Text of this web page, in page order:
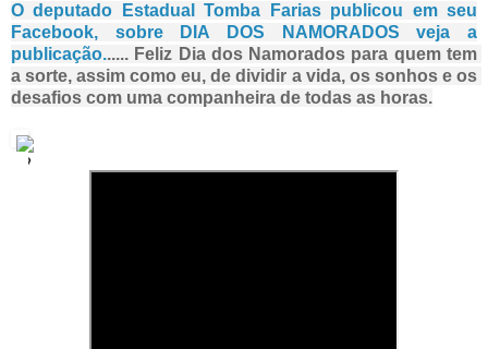
O deputado Estadual Tomba Farias publicou em seu
Facebook, sobre DIA DOS NAMORADOS veja a
publicação...... Feliz Dia dos Namorados para quem tem
a sorte, assim como eu, de dividir a vida, os sonhos e os
desafios com uma companheira de todas as horas.